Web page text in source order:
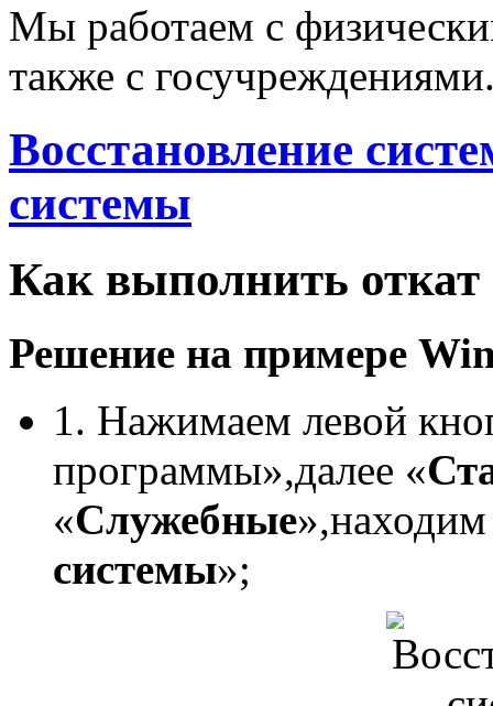
Мы работаем с
также с
Восстановление
системы
Как выполнить откат
Решение на примере
1. Нажимаем левой
программы»,далее «
«Служебные
системы»;